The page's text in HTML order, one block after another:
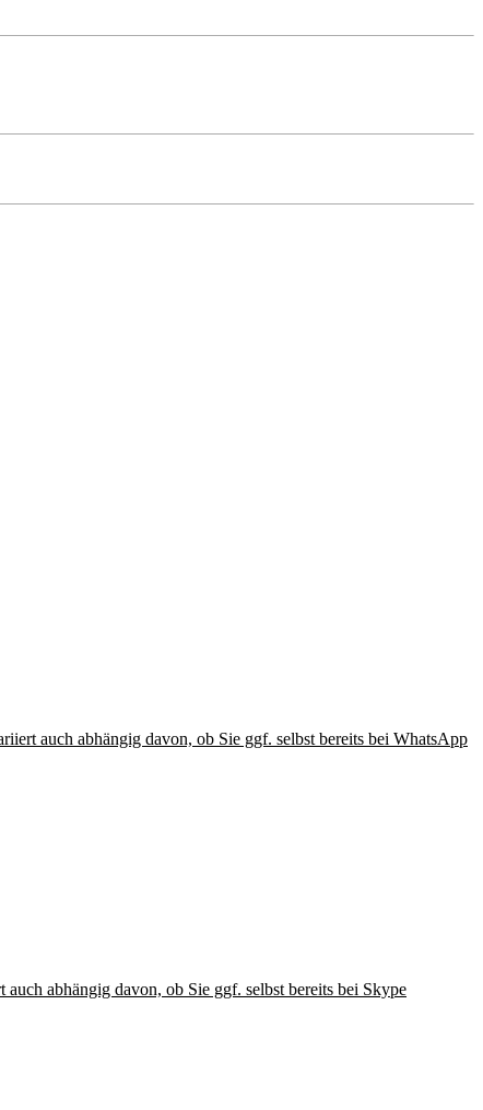
auch abhängig davon, ob Sie ggf. selbst bereits bei WhatsApp
abhängig davon, ob Sie ggf. selbst bereits bei Skype